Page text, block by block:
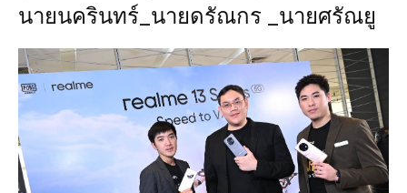
นายนครินทร์_นายดรัณกร _นายศรัณยู